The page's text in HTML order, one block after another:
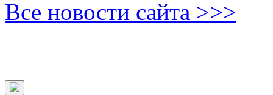
Все новости сайта >>>